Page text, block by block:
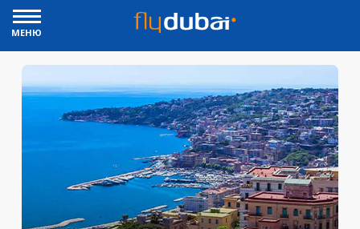
МЕНЮ